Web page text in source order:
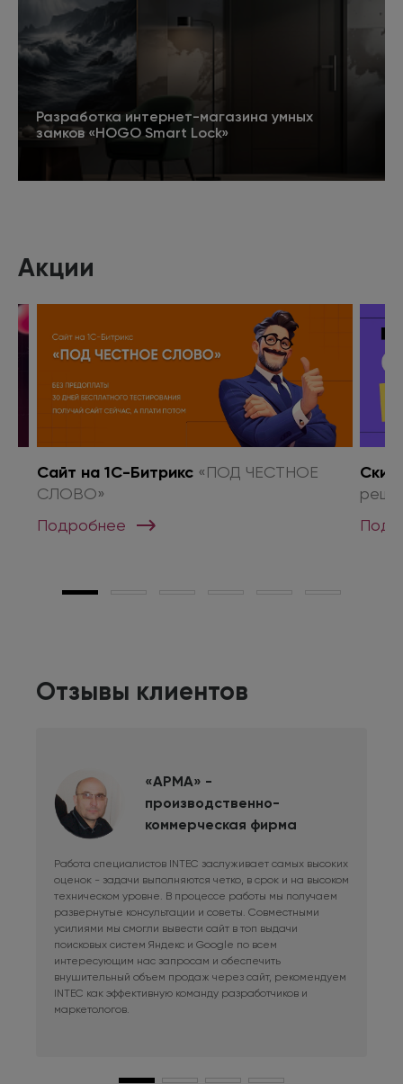
Разработка интернет-магазина умных
замков «HOGO Smart Lock»
Подробнее
Акции
Сайт на 1С-Битрикс«ПОД ЧЕСТНОЕ
СЛОВО»
Подробнее
Отзывы клиентов
«АРМА» -
производственно-
коммерческая фирма
Работа специалистов INTEC заслуживает самых высоких
оценок - задачи выполняются четко, в срок и на высоком
техническом уровне. В процессе работы мы получаем
развернутые консультации и советы. Совместными
усилиями мы смогли вывести сайт в топ выдачи
поисковых систем Яндекс и Google по всем
интересующим нас запросам и обеспечить
внушительный объем продаж через сайт, рекомендуем
INTEC как эффективную команду разработчиков и
маркетологов.